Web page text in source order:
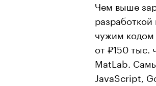
Чем выше
чужим кодом
от ₽150 тыс.
MatLab.
JavaScript,